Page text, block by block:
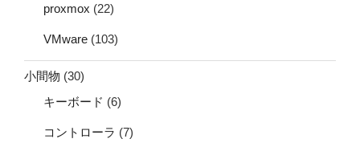
proxmox (22)
VMware (103)
小間物 (30)
キーボード (6)
コントローラ (7)